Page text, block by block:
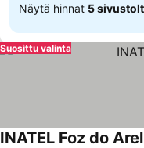
Näytä hinnat 5
Suosittu valinta
INATEL Foz do